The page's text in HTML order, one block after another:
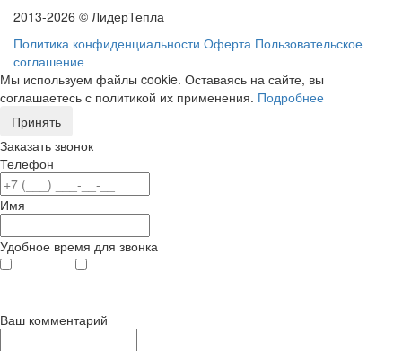
2013-2026 © ЛидерТепла
Политика конфиденциальности Оферта Пользовательское
соглашение
Мы используем файлы cookie. Оставаясь на сайте, вы
соглашаетесь с политикой их применения. Подробнее
Принять
Заказать звонок
Телефон
Имя
Удобное время для звонка
Ваш комментарий